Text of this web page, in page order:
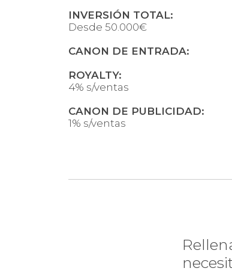
INVERSIÓN TOTAL:
Desde 50.000€
CANON DE ENTRADA:
ROYALTY:
4% s/ventas
CANON DE PUBLICIDAD:
1% s/ventas